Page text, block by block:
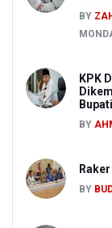
BY
KPK
BY
BY